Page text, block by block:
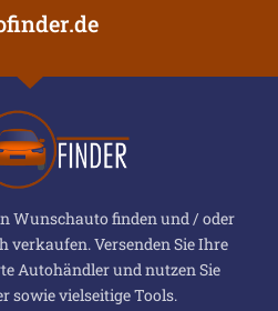
Wunschauto finden und / oder
verkaufen. Versenden Sie Ihre
Autohändler und nutzen Sie
sowie vielseitige Tools.